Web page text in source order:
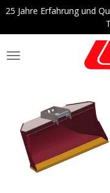
Zum
springen
25 Jahre Erfahrung und